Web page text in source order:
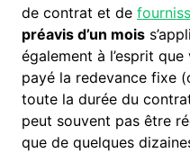
de contrat et de
préavis d’un mois
également à l’esprit
payé la redevance fixe
toute la durée du
peut souvent pas être
que de quelques